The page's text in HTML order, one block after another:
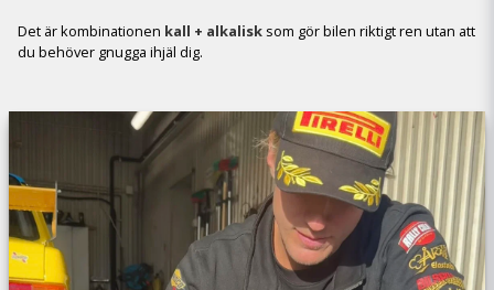
Det är kombinationen kall + alkalisk som gör bilen riktigt ren utan att
du behöver gnugga ihjäl dig.